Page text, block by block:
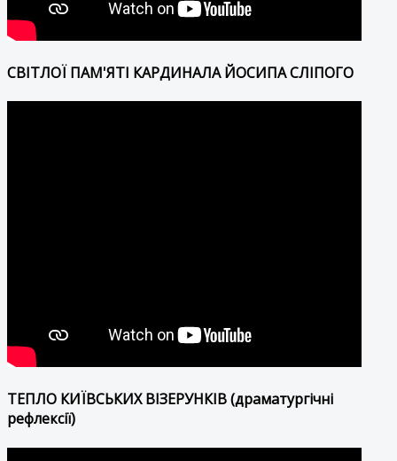
СВІТЛОЇ ПАМ'ЯТІ КАРДИНАЛА ЙОСИПА СЛІПОГО
ТЕПЛО КИЇВСЬКИХ ВІЗЕРУНКІВ (драматургічні
рефлексії)